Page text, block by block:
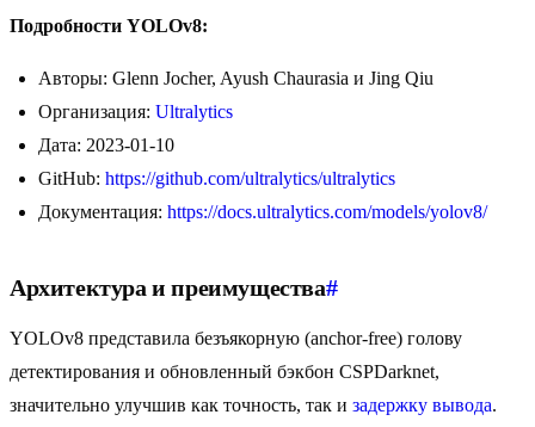
Подробности YOLOv8:
Авторы: Glenn Jocher, Ayush Chaurasia и Jing Qiu
Организация: Ultralytics
Дата: 2023-01-10
GitHub: https://github.com/ultralytics/ultralytics
Документация: https://docs.ultralytics.com/models/yolov8/
Архитектура и преимущества#
YOLOv8 представила безъякорную (anchor-free) голову
детектирования и обновленный бэкбон CSPDarknet,
значительно улучшив как точность, так и задержку вывода.